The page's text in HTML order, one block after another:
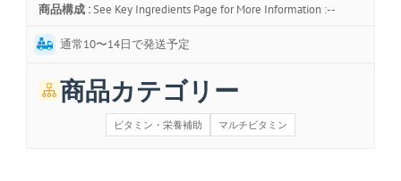
商品構成 : See Key Ingredients Page for More Information :--
通常10〜14日で発送予定
商品カテゴリー
ビタミン・栄養補助 マルチビタミン